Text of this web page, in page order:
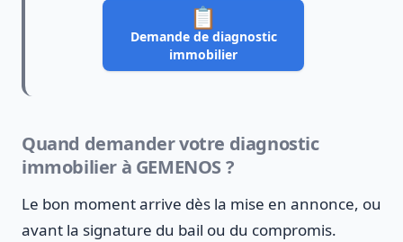
📋
Demande de diagnostic
immobilier
Quand demander votre diagnostic
immobilier à GEMENOS ?
Le bon moment arrive dès la mise en annonce, ou
avant la signature du bail ou du compromis.